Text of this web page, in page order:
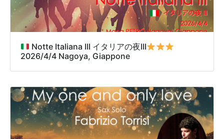
Notte Italiana III イタリアの夜III
2026/4/4 Nagoya, Giappone